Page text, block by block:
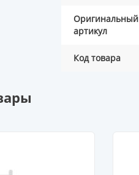
Оригинальный
артикул
Код товара